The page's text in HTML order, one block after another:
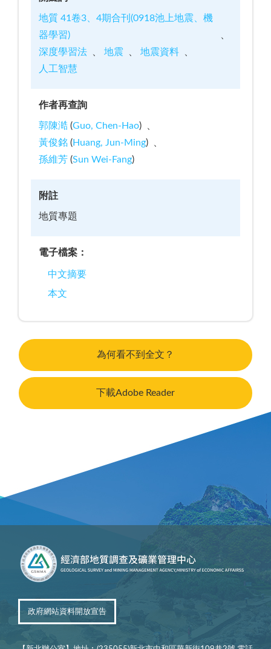
地質 41卷3、4期合刊(0918池上地震、機
器學習)
深度學習法
地震
地震資料
人工智慧
作者再查詢
郭陳澔(Guo, Chen-Hao)
黃俊銘(Huang, Jun-Ming)
孫維芳(Sun Wei-Fang)
附註
地質專題
電子檔案：
中文摘要
本文
為何看不到全文？
下載Adobe Reader
政府網站資料開放宣告